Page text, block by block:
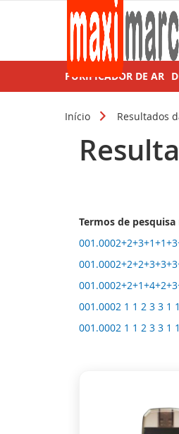
PURIFICADOR DE AR
Início Resultados
Termos de
001.0002 1 1 2 3 3 1
001.0002 1 1 2 3 3 1